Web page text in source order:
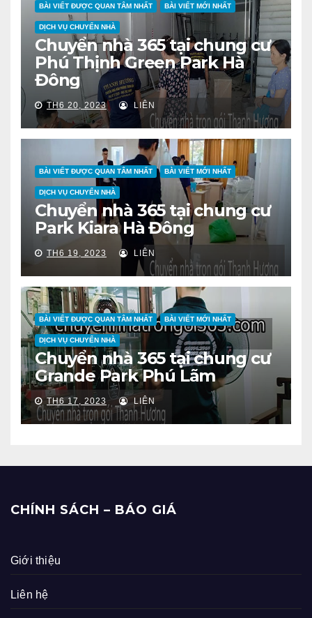
BÀI VIẾT ĐƯỢC QUAN TÂM NHẤT BÀI VIẾT MỚI NHẤT
DỊCH VỤ CHUYỂN NHÀ
Chuyển nhà 365 tại chung cư
Phú Thịnh Green Park Hà
Đông
TH6 20, 2023 LIÊN
BÀI VIẾT ĐƯỢC QUAN TÂM NHẤT BÀI VIẾT MỚI NHẤT
DỊCH VỤ CHUYỂN NHÀ
Chuyển nhà 365 tại chung cư
Park Kiara Hà Đông
TH6 19, 2023 LIÊN
BÀI VIẾT ĐƯỢC QUAN TÂM NHẤT BÀI VIẾT MỚI NHẤT
DỊCH VỤ CHUYỂN NHÀ
Chuyển nhà 365 tại chung cư
Grande Park Phú Lãm
TH6 17, 2023 LIÊN
CHÍNH SÁCH – BÁO GIÁ
Giới thiệu
Liên hệ